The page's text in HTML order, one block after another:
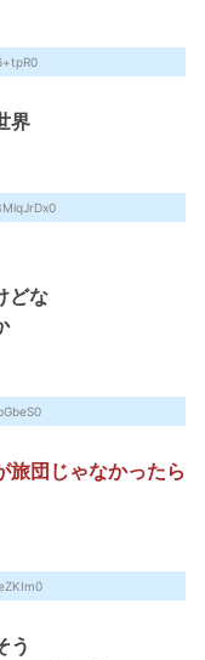
界
どな
旅団じゃなかったら
う